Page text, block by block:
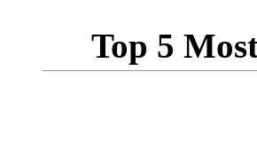
Top 5